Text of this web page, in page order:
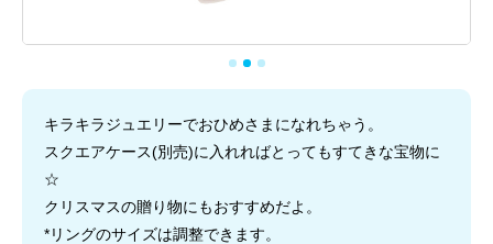
キラキラジュエリーでおひめさまになれちゃう。
スクエアケース(別売)に入れればとってもすてきな宝物に
☆
クリスマスの贈り物にもおすすめだよ。
*リングのサイズは調整できます。